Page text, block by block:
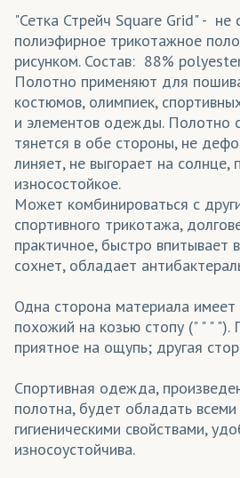
"Сетка Стрейч Square Grid" - не
полиэфирное трикотажное
рисунком. Состав: 88%
Полотно применяют для
костюмов, олимпиек,
и элементов одежды. Полотно
тянется в обе стороны, не
линяет, не выгорает на солнце,
износостойкое.
Может комбинироваться с
спортивного трикотажа,
практичное, быстро впитывает
сохнет, обладает
Одна сторона материала имеет
похожий на козью стопу (" " " ").
приятное на ощупь; другая
Спортивная одежда,
полотна, будет обладать
гигиеническими свойствами,
износоустойчива.